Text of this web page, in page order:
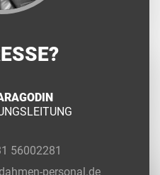
56002281
personal.de